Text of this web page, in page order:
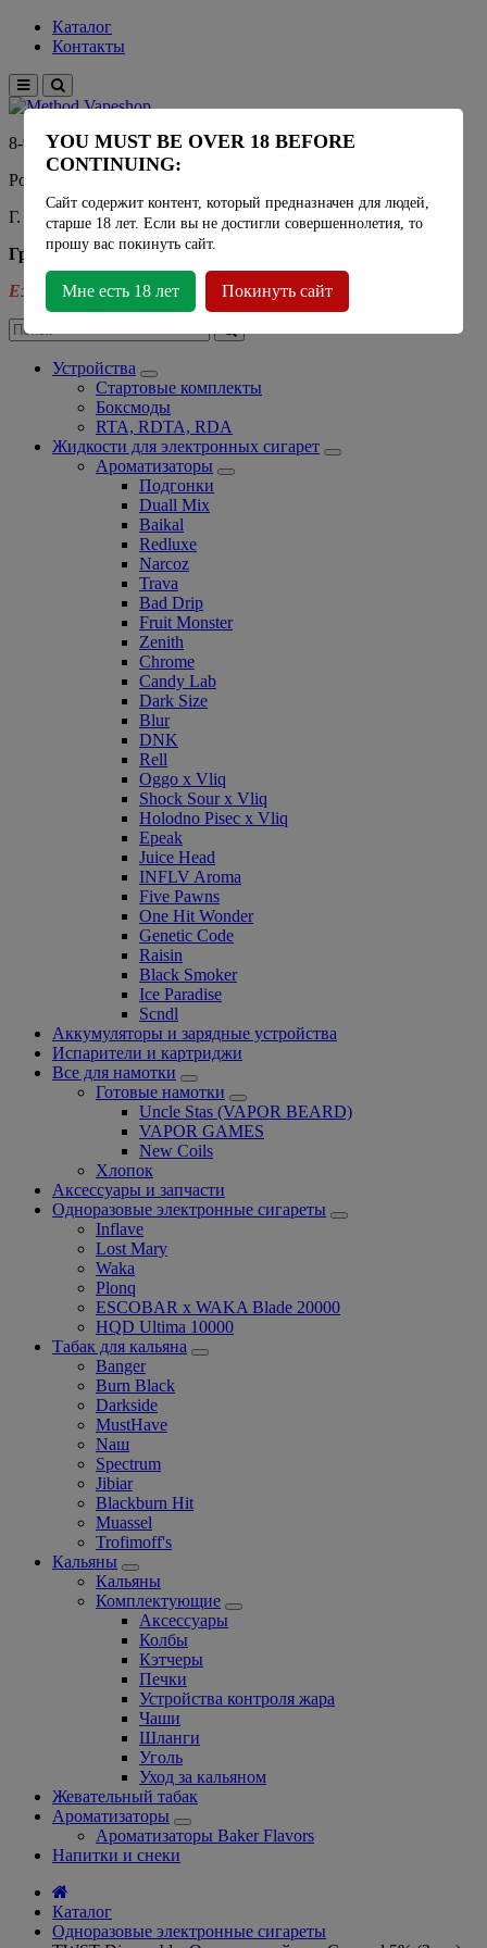
Каталог
Контакты
8-915-450-21-92
Розничный магазин Method Vapeshop
Г. Москва, улица Южнобутовская 36
График работы
Ежедневно - 11:00 - 21:00
Устройства
Стартовые комплекты
Боксмоды
RTA, RDTA, RDA
Жидкости для электронных сигарет
Ароматизаторы
Подгонки
Duall Mix
Baikal
Redluxe
Narcoz
Trava
Bad Drip
Fruit Monster
Zenith
Chrome
Candy Lab
Dark Size
Blur
DNK
Rell
Oggo x Vliq
Shock Sour x Vliq
Holodno Pisec x Vliq
Epeak
Juice Head
INFLV Aroma
Five Pawns
One Hit Wonder
Genetic Code
Raisin
Black Smoker
Ice Paradise
Scndl
Аккумуляторы и зарядные устройства
Испарители и картриджи
Все для намотки
Готовые намотки
Uncle Stas (VAPOR BEARD)
VAPOR GAMES
New Coils
Хлопок
Аксессуары и запчасти
Одноразовые электронные сигареты
Inflave
Lost Mary
Waka
Plonq
ESCOBAR x WAKA Blade 20000
HQD Ultima 10000
Табак для кальяна
Banger
Burn Black
Darkside
MustHave
Nаш
Spectrum
Jibiar
Blackburn Hit
Muassel
Trofimoff's
Кальяны
Кальяны
Комплектующие
Аксессуары
Колбы
Кэтчеры
Печки
Устройства контроля жара
Чаши
Шланги
Уголь
Уход за кальяном
Жевательный табак
Ароматизаторы
Ароматизаторы Baker Flavors
Напитки и снеки
Каталог
Одноразовые электронные сигареты
YOU MUST BE OVER 18 BEFORE
CONTINUING:
Сайт содержит контент, который предназначен для людей,
старше 18 лет. Если вы не достигли совершеннолетия, то
прошу вас покинуть сайт.
Мне есть 18 лет Покинуть сайт